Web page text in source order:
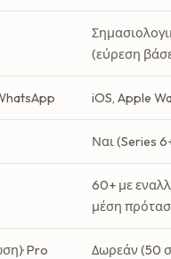
(εύρεση
iOS, Apple
Ναι (Series
60+ με
μέση
Pro
Δωρεάν (50